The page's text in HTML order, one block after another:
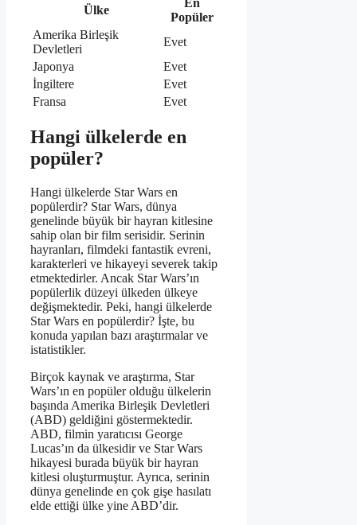
Ülke
Popüler
Amerika Birleşik
Devletleri
Evet
Japonya
Evet
İngiltere
Evet
Fransa
Evet
Hangi ülkelerde en
popüler?
Hangi ülkelerde Star Wars en
popülerdir? Star Wars, dünya
genelinde büyük bir hayran kitlesine
sahip olan bir film serisidir. Serinin
hayranları, filmdeki fantastik evreni,
karakterleri ve hikayeyi severek takip
etmektedirler. Ancak Star Wars’ın
popülerlik düzeyi ülkeden ülkeye
değişmektedir. Peki, hangi ülkelerde
Star Wars en popülerdir? İşte, bu
konuda yapılan bazı araştırmalar ve
istatistikler.
Birçok kaynak ve araştırma, Star
Wars’ın en popüler olduğu ülkelerin
başında Amerika Birleşik Devletleri
(ABD) geldiğini göstermektedir.
ABD, filmin yaratıcısı George
Lucas’ın da ülkesidir ve Star Wars
hikayesi burada büyük bir hayran
kitlesi oluşturmuştur. Ayrıca, serinin
dünya genelinde en çok gişe hasılatı
elde ettiği ülke yine ABD’dir.